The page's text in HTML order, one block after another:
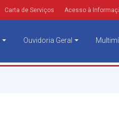
Carta de Serviços Acesso à
Ouvidoria Geral